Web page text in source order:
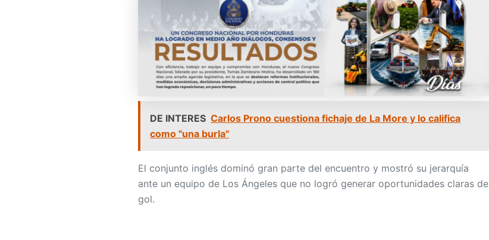
DE INTERES Carlos Prono cuestiona fichaje de La More y lo califica
como "una burla"
El conjunto inglés dominó gran parte del encuentro y mostró su jerarquía
ante un equipo de Los Ángeles que no logró generar oportunidades claras de
gol.